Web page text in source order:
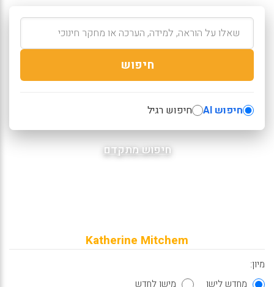
חיפוש
חיפוש AI חיפוש רגיל
חיפוש מתקדם
Katherine Mitchem
מיון:
מחדש לישן
מישן לחדש